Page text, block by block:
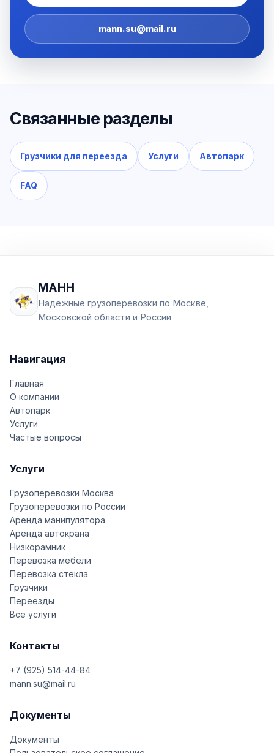
mann.su@mail.ru
Связанные разделы
Грузчики для переезда Услуги Автопарк
FAQ
МАНН
Надёжные грузоперевозки по Москве,
Московской области и России
Навигация
Главная
О компании
Автопарк
Услуги
Частые вопросы
Услуги
Грузоперевозки Москва
Грузоперевозки по России
Аренда манипулятора
Аренда автокрана
Низкорамник
Перевозка мебели
Перевозка стекла
Грузчики
Переезды
Все услуги
Контакты
+7 (925) 514-44-84
mann.su@mail.ru
Документы
Документы